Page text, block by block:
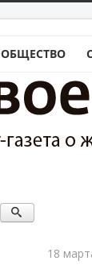
ОБЩЕСТВО
18